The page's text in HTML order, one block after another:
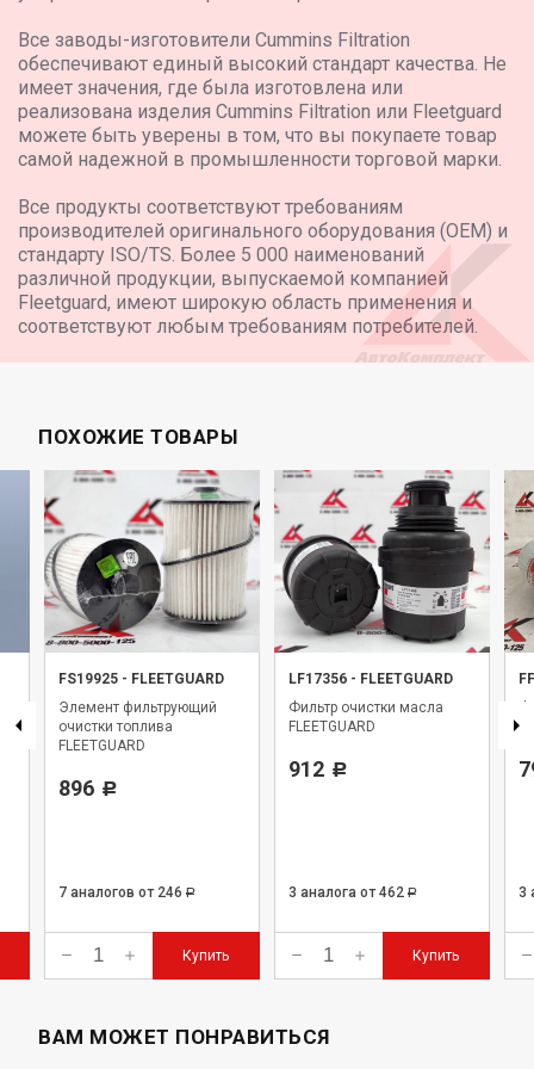
KAMAZ-6520-21010-53 ARX
KAMAZ-6520-49 (B5)
KAMAZ-6520-53
KAMAZ-65201-001-49 (B5) ARX
KAMAZ-65201-21010-53 ARX
KAMAZ-65201-49 (B5)
KAMAZ-6522-53
KAMAZ-65222-53
KAMAZ-6580-87(S5)
KAMAZ-65801-68(Т5)
KAMAZ-65801-68 (T5) с боковой разгрузкой
Самосвал-углевоз KAMAZ-65801-Т5
Самосвал для перевозки скальных пород KAMAZ-65801-
Все заводы-изготовители Cummins Filtration
обеспечивают единый высокий стандарт качества. Не
имеет значения, где была изготовлена или
реализована изделия Cummins Filtration или Fleetguard
можете быть уверены в том, что вы покупаете товар
самой надежной в промышленности торговой марки.
Все продукты соответствуют требованиям
производителей оригинального оборудования (OEM) и
стандарту ISO/TS. Более 5 000 наименований
различной продукции, выпускаемой компанией
Fleetguard, имеют широкую область применения и
соответствуют любым требованиям потребителей.
ПОХОЖИЕ ТОВАРЫ
FS19925 - FLEETGUARD
Элемент фильтрующий
очистки топлива
FLEETGUARD
896 Р
7 аналогов от 246 Р
Купить
LF17356 - FLEETGUARD
Фильтр очистки масла
FLEETGUARD
912 Р
3 аналога от 462 Р
Купить
3
ВАМ МОЖЕТ ПОНРАВИТЬСЯ